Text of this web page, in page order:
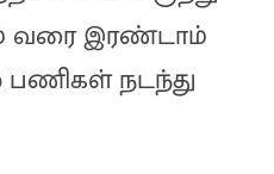
வரை இரண்டாம்
நடந்து